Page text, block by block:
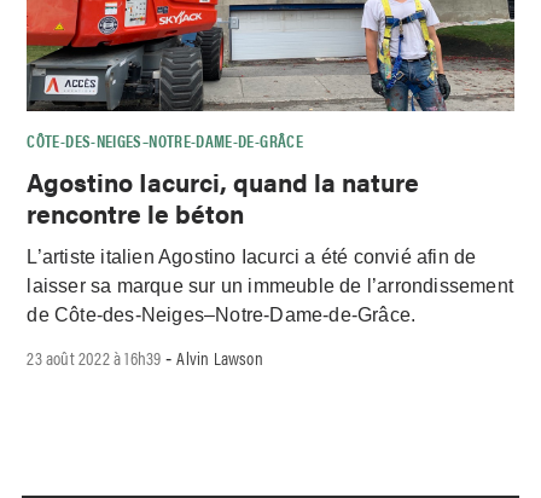
CÔTE-DES-NEIGES–NOTRE-DAME-DE-GRÂCE
Agostino Iacurci, quand la nature
rencontre le béton
L’artiste italien Agostino Iacurci a été convié afin de
laisser sa marque sur un immeuble de l’arrondissement
de Côte-des-Neiges–Notre-Dame-de-Grâce.
23 août 2022 à 16h39 -Alvin Lawson